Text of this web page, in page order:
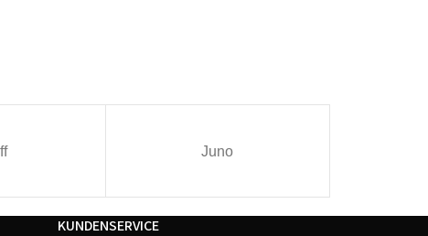
Juno
KUNDENSERVICE